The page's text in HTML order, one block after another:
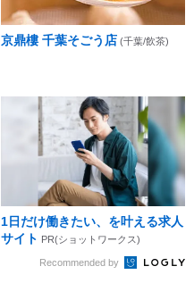
京鼎樓 千葉そごう店 (千葉/飲茶)
1日だけ働きたい、を叶える求人
サイト PR(ショットワークス)
Recommended by